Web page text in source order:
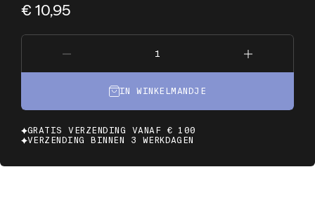
€ 10,95
IN WINKELMANDJE
GRATIS VERZENDING VANAF € 100
VERZENDING BINNEN 3 WERKDAGEN